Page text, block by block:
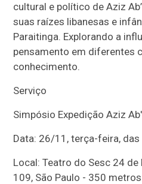
cultural e político de Aziz
suas raízes libanesas e
Paraitinga. Explorando a
pensamento em diferentes
conhecimento.
Serviço
Simpósio Expedição Aziz
Data: 26/11, terça-feira,
Local: Teatro do Sesc 24 de
109, São Paulo - 350